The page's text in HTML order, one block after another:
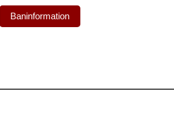
Baninformation